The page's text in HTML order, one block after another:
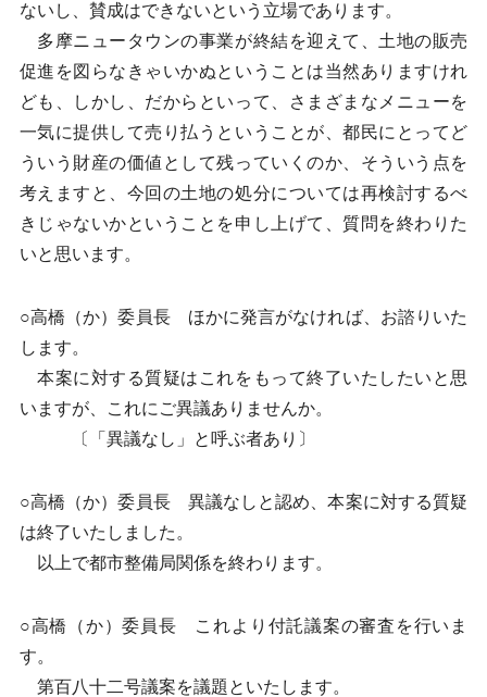
ないし、賛成はできないという立場であります。
多摩ニュータウンの事業が終結を迎えて、土地の販売
促進を図らなきゃいかぬということは当然ありますけれ
ども、しかし、だからといって、さまざまなメニューを
一気に提供して売り払うということが、都民にとってど
ういう財産の価値として残っていくのか、そういう点を
考えますと、今回の土地の処分については再検討するべ
きじゃないかということを申し上げて、質問を終わりた
いと思います。
○高橋（か）委員長 ほかに発言がなければ、お諮りいた
します。
本案に対する質疑はこれをもって終了いたしたいと思
いますが、これにご異議ありませんか。
〔「異議なし」と呼ぶ者あり〕
○高橋（か）委員長 異議なしと認め、本案に対する質疑
は終了いたしました。
以上で都市整備局関係を終わります。
○高橋（か）委員長 これより付託議案の審査を行いま
す。
第百八十二号議案を議題といたします。